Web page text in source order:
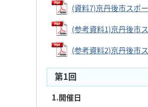
(資料7)京丹後市スポ
(参考資料1)京丹後市
(参考資料2)京丹後市
第1回
1.開催日